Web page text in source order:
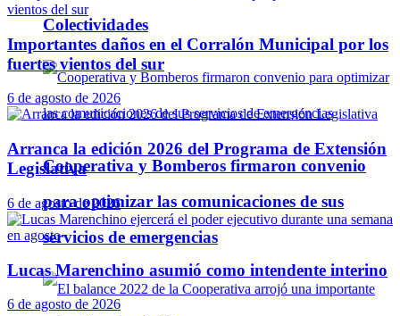
Colectividades
Cooperativa y Bomberos firmaron convenio
para optimizar las comunicaciones de sus
servicios de emergencias
Importantes daños en el Corralón Municipal por los
fuertes vientos del sur
6 de agosto de 2026
Arranca la edición 2026 del Programa de Extensión
Legislativa
6 de agosto de 2026
Lucas Marenchino asumió como intendente interino
6 de agosto de 2026